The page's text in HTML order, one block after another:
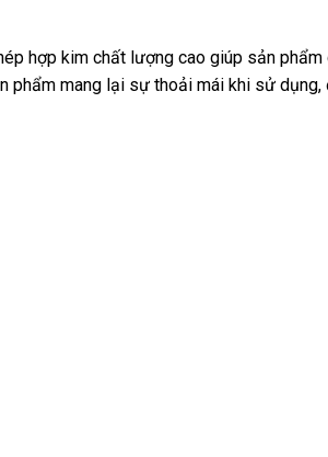
hợp kim chất lượng cao giúp sản
phẩm mang lại sự thoải mái khi sử